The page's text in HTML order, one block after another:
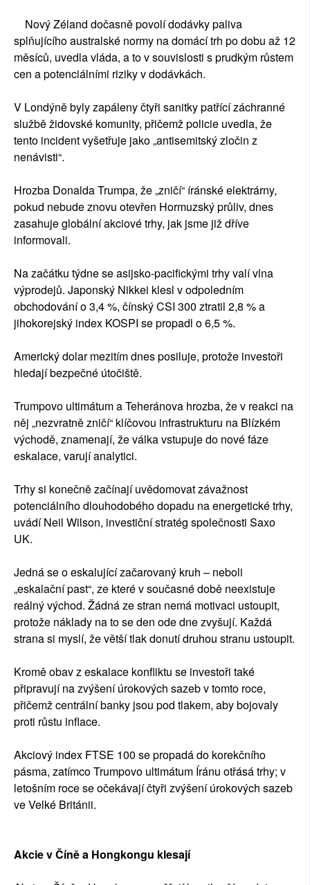
Nový Zéland dočasně povolí dodávky paliva
splňujícího australské normy na domácí trh po dobu až 12
měsíců, uvedla vláda, a to v souvislosti s prudkým růstem
cen a potenciálními riziky v dodávkách.
V Londýně byly zapáleny čtyři sanitky patřící záchranné
službě židovské komunity, přičemž policie uvedla, že
tento incident vyšetřuje jako „antisemitský zločin z
nenávisti“.
Hrozba Donalda Trumpa, že „zničí“ íránské elektrárny,
pokud nebude znovu otevřen Hormuzský průliv, dnes
zasahuje globální akciové trhy, jak jsme již dříve
informovali.
Na začátku týdne se asijsko-pacifickými trhy valí vlna
výprodejů. Japonský Nikkei klesl v odpoledním
obchodování o 3,4 %, čínský CSI 300 ztratil 2,8 % a
jihokorejský index KOSPI se propadl o 6,5 %.
Americký dolar mezitím dnes posiluje, protože investoři
hledají bezpečné útočiště.
Trumpovo ultimátum a Teheránova hrozba, že v reakci na
něj „nezvratně zničí“ klíčovou infrastrukturu na Blízkém
východě, znamenají, že válka vstupuje do nové fáze
eskalace, varují analytici.
Trhy si konečně začínají uvědomovat závažnost
potenciálního dlouhodobého dopadu na energetické trhy,
uvádí Neil Wilson, investiční stratég společnosti Saxo
UK.
Jedná se o eskalující začarovaný kruh – neboli
„eskalační past“, ze které v současné době neexistuje
reálný východ. Žádná ze stran nemá motivaci ustoupit,
protože náklady na to se den ode dne zvyšují. Každá
strana si myslí, že větší tlak donutí druhou stranu ustoupit.
Kromě obav z eskalace konfliktu se investoři také
připravují na zvýšení úrokových sazeb v tomto roce,
přičemž centrální banky jsou pod tlakem, aby bojovaly
proti růstu inflace.
Akciový index FTSE 100 se propadá do korekčního
pásma, zatímco Trumpovo ultimátum Íránu otřásá trhy; v
letošním roce se očekávají čtyři zvýšení úrokových sazeb
ve Velké Británii.
Akcie v Číně a Hongkongu klesají